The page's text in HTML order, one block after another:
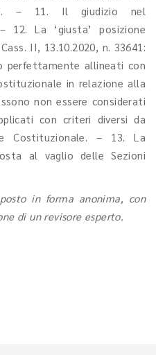
– 11. Il giudizio nel
12. La ‘giusta’ posizione
II, 13.10.2020, n. 33641:
perfettamente allineati con
in relazione alla
non essere considerati
con criteri diversi da
Costituzionale. – 13. La
al vaglio delle Sezioni
in forma anonima, con
di un revisore esperto.